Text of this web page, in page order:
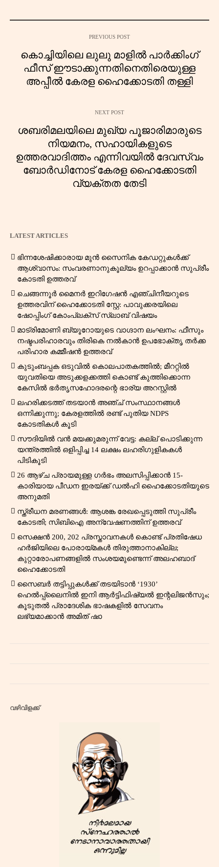
PREVIOUS POST
കൊച്ചിയിലെ ലുലു മാളിൽ പാർക്കിംഗ്
ഫീസ് ഈടാക്കുന്നതിനെതിരെയുള്ള
അപ്പീൽ കേരള ഹൈക്കോടതി തള്ളി
NEXT POST
ശബരിമലയിലെ മുഖ്യ പൂജാരിമാരുടെ
നിയമനം, സഹായികളുടെ
ഉത്തരവാദിത്തം എന്നിവയിൽ ദേവസ്വം
ബോർഡിനോട് കേരള ഹൈക്കോടതി
വ്യക്തത തേടി
LATEST ARTICLES
ഭിന്നശേഷിക്കാരായ മുൻ സൈനിക കേഡറ്റുകൾക്ക്
ആശ്വാസം: സംവരണാനുകൂല്യം ഉറപ്പാക്കാൻ സുപ്രീം
കോടതി ഉത്തരവ്
ചെങ്ങന്നൂർ മൈനർ ഇറിഗേഷൻ എഞ്ചിനീയറുടെ
ഉത്തരവിന് ഹൈക്കോടതി സ്റ്റേ: പാവുക്കരയിലെ
ഷോപ്പിംഗ് കോംപ്ലക്സ് സ്ലാബ് വിഷയം
മാട്രിമോണി ബ്യൂറോയുടെ വാഗ്ദാന ലംഘനം: ഫീസും
നഷ്ടപരിഹാരവും തിരികെ നൽകാൻ ഉപഭോക്തൃ തർക്ക
പരിഹാര കമ്മീഷൻ ഉത്തരവ്
കുടുംബപ്പക ഒടുവിൽ കൊലപാതകത്തിൽ; മീററ്റിൽ
യുവതിയെ അടുക്കളക്കത്തി കൊണ്ട് കുത്തിക്കൊന്ന
കേസിൽ ഭർതൃസഹോദരന്റെ ഭാര്യ അറസ്റ്റിൽ
ലഹരിക്കടത്ത് തടയാൻ അഞ്ച് സംസ്ഥാനങ്ങൾ
ഒന്നിക്കുന്നു; കേരളത്തിൽ രണ്ട് പുതിയ NDPS
കോടതികൾ കൂടി
സൗദിയിൽ വൻ മയക്കുമരുന്ന് വേട്ട: കല്ല് പൊടിക്കുന്ന
യന്ത്രത്തിൽ ഒളിപ്പിച്ച 14 ലക്ഷം ലഹരിഗുളികകൾ
പിടികൂടി
26 ആഴ്ച പ്രായമുള്ള ഗർഭം അലസിപ്പിക്കാൻ 15-
കാരിയായ പീഡന ഇരയ്ക്ക് ഡൽഹി ഹൈക്കോടതിയുടെ
അനുമതി
സ്ത്രീധന മരണങ്ങൾ: ആശങ്ക രേഖപ്പെടുത്തി സുപ്രീം
കോടതി; സിബിഐ അന്വേഷണത്തിന് ഉത്തരവ്
സെക്ഷൻ 200, 202 പ്രസ്താവനകൾ കൊണ്ട് പ്രതിഷേധ
ഹർജിയിലെ പോരായ്മകൾ തിരുത്താനാകില്ല;
കുറ്റാരോപണങ്ങളിൽ സംശയമുണ്ടെന്ന് അലഹബാദ്
ഹൈക്കോടതി
സൈബർ തട്ടിപ്പുകൾക്ക് തടയിടാൻ ‘1930’
ഹെൽപ്പ്‌ലൈനിൽ ഇനി ആർട്ടിഫിഷ്യൽ ഇന്റലിജൻസും;
കൂടുതൽ പ്രാദേശിക ഭാഷകളിൽ സേവനം
ലഭ്യമാക്കാൻ അമിത് ഷാ
വഴിവിളക്ക്